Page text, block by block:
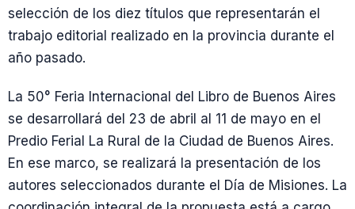
selección de los diez títulos que representarán el
trabajo editorial realizado en la provincia durante el
año pasado.
La 50° Feria Internacional del Libro de Buenos Aires
se desarrollará del 23 de abril al 11 de mayo en el
Predio Ferial La Rural de la Ciudad de Buenos Aires.
En ese marco, se realizará la presentación de los
autores seleccionados durante el Día de Misiones. La